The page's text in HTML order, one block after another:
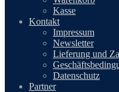
Kasse
Kontakt
Impressum
Newsletter
Lieferung und
Datenschutz
Partner